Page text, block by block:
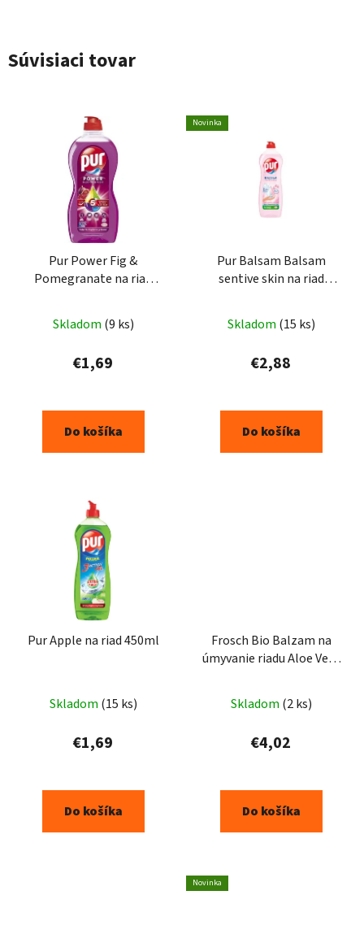
Súvisiaci tovar
Pur Power Fig &
Pomegranate na riad
Skladom (9 ks)
€1,69
Do košíka
Novinka
Pur Balsam Balsam
sentive skin na riad
Skladom (15 ks)
€2,88
Do košíka
Pur Apple na riad 450ml
Skladom (15 ks)
€1,69
Do košíka
Frosch Bio Balzam na
úmyvanie riadu Aloe Vera
Skladom (2 ks)
€4,02
Do košíka
Novinka